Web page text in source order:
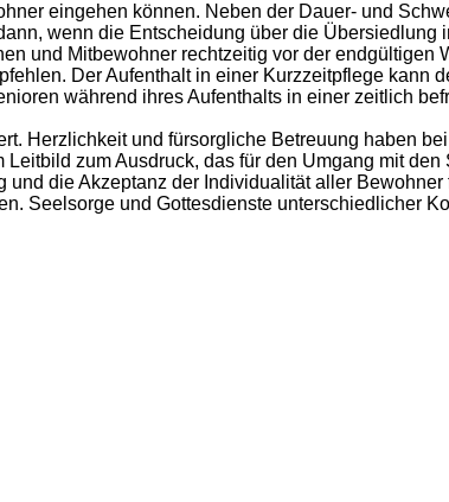
eingehen können. Neben der Dauer- und
wenn die Entscheidung über die Übersiedlung
und Mitbewohner rechtzeitig vor der endgültigen
Der Aufenthalt in einer Kurzzeitpflege kann
während ihres Aufenthalts in einer zeitlich
Herzlichkeit und fürsorgliche Betreuung haben
zum Ausdruck, das für den Umgang mit den
die Akzeptanz der Individualität aller Bewohner
Seelsorge und Gottesdienste unterschiedlicher